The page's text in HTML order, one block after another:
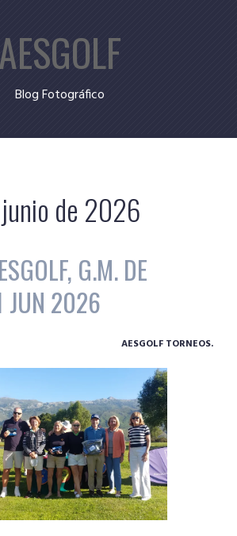
AESGOLF
Blog Fotográfico
de 2026
G.M. DE
JUN 2026
AESGOLF TORNEOS.